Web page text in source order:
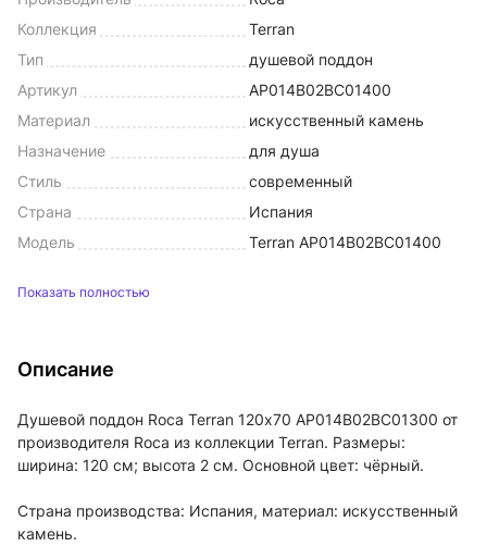
Коллекция
Terran
Тип
душевой поддон
Артикул
AP014B02BC01400
Материал
искусственный камень
Назначение
для душа
Стиль
современный
Страна
Испания
Модель
Terran AP014B02BC01400
Показать полностью
Описание
Душевой поддон Roca Terran 120х70 AP014B02BC01300 от
производителя Roca из коллекции Terran. Размеры:
ширина: 120 см; высота 2 см. Основной цвет: чёрный.
Страна производства: Испания, материал: искусственный
камень.